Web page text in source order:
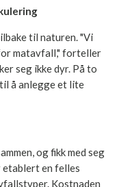
bli drenering i
en
til naturen. "Vi
matavfall,"
tiltrekker seg ikke
jord til å